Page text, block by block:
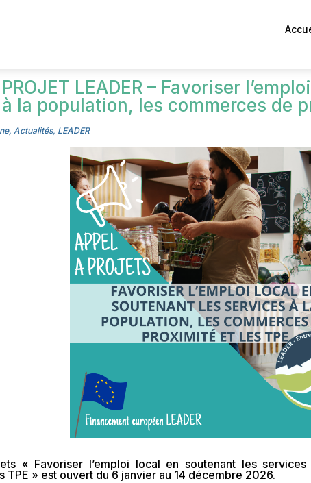
LEADER – Favoriser
la population, les commerces de
, Actualités, LEADER
« Favoriser l’emploi local en soutenant les
TPE » est ouvert du 6 janvier au 14 décembre 2026.